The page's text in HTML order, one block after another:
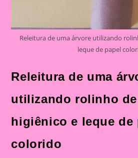
Releitura de uma árvore utilizando
leque de papel
Releitura de uma
utilizando rolinho de
higiênico e leque de
colorido